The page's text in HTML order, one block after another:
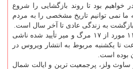
بود تا روند بازگشایی را شروع
ما نمی توانیم تاریخ مشخصی را به مردم
بازگشت به زندگی عادی تا آخر سال است.
اندروس اذعان داشت که ۱۱ مورد از ۱۷ مرگ و میر تأیید شده ناشی
در ۲۴ ساعت تا یکشنبه مربوط به انتشار ویروس در
بوده است.
ساوث ولز، پرجمعیت ترین و ایالت شمال